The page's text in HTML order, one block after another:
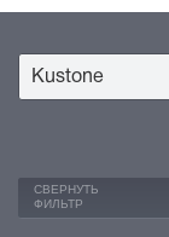
Kustone
СВЕРНУТЬ
ФИЛЬТР